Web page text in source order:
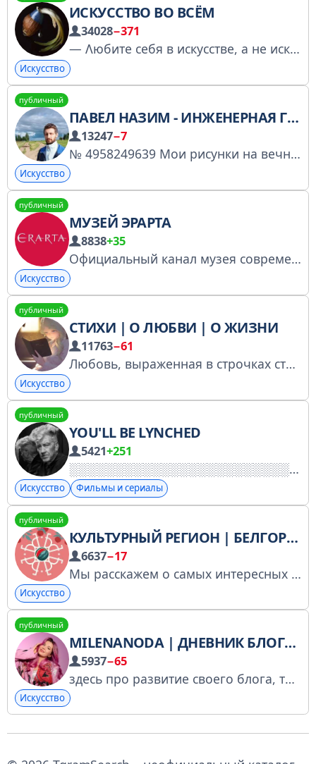
ИСКУССТВО ВО ВСЁМ
34028−371
— Λюбите себя в искусстве, а не искусствο в себе! — Бορя, наоборот. — Да κаκая ρазница! Все вопросы: @lomperekuhu Купить рекламу: https://telega.in/c/EverythingIArt Менеджер: https://t.me/developer7_tg РКН: https://clck.ru/3G8utu
Искусство
публичный
ПАВЕЛ НАЗИМ - ИНЖЕНЕРНАЯ ГРАФИКА.
13247−7
№ 4958249639 Мои рисунки на вечные темы. Порой смешные, порой не очень...
Искусство
публичный
МУЗЕЙ ЭРАРТА
8838+35
Официальный канал музея современного искусства Эрарта
Искусство
публичный
СТИХИ | О ЛЮБВИ | О ЖИЗНИ
11763−61
Любовь, выраженная в строчках стихов По вопросам рекламы: @Dashka_Fomina Зарегистрирован в РКН: https://www.gosuslugi.ru/snet/6790d36a19290c0f9357d631
Искусство
публичный
YOU'LL BE LYNCHED
5421+251
Искусство Фильмы и сериалы
публичный
КУЛЬТУРНЫЙ РЕГИОН | БЕЛГОРОД
6637−17
Мы расскажем о самых интересных событиях в Белгороде, проведем вас за кулисы театров, познакомим с талантливыми людьми и докажем, что в нашем городе каждый день происходит что-нибудь особенное! Связаться с редакцией — t.me/kultbel_Bot
Искусство
публичный
MILENANODA | ДНЕВНИК БЛОГЕРА
5937−65
здесь про развитие своего блога, творчество, лайфстайл и яркие образы
Искусство